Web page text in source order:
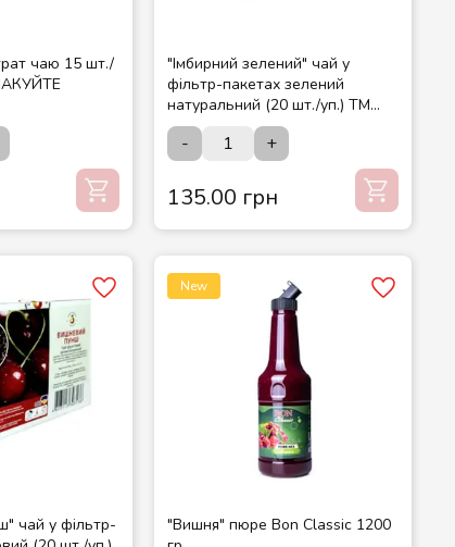
чаю 15 шт./
"Імбирний зелений" чай у
фільтр-пакетах зелений
натуральний (20 шт./уп.) ТМ
"Майстерня смаків"
- +
135.00 грн
чай у фільтр-
New
"Вишня" пюре Bon Classic 1200